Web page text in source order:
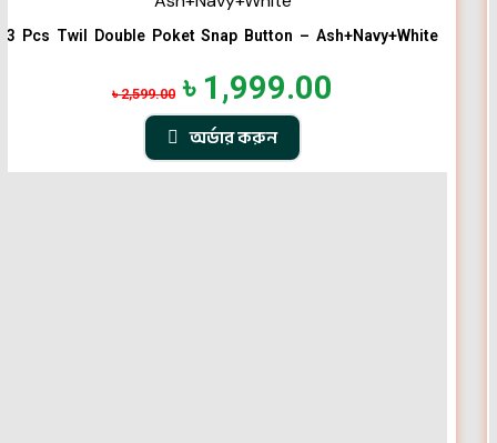
3 Pcs Twil Double Poket Snap Button – Ash+Navy+White
৳2,599.00 ৳ 1,999.00
অর্ডার করুন